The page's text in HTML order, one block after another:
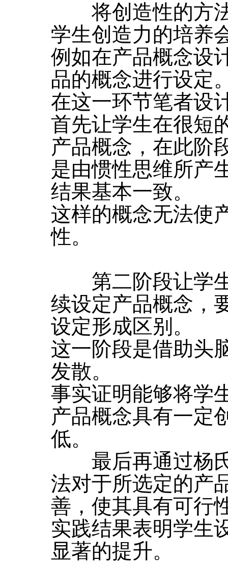
将创造性的方法
学生创造力的培养
例如在产品概念设
品的概念进行设定
在这一环节笔者设
首先让学生在很短
产品概念，在此阶
是由惯性思维所产
结果基本一致。
这样的概念无法使
性。
第二阶段让学生
续设定产品概念，
设定形成区别。
这一阶段是借助头
发散。
事实证明能够将学
产品概念具有一定
低。
最后再通过杨氏
法对于所选定的产
善，使其具有可行
实践结果表明学生
显著的提升。